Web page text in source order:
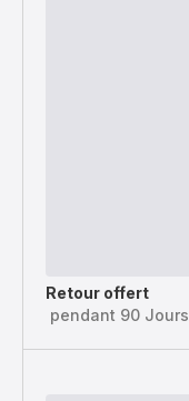
Retour offert
pendant 90 Jours